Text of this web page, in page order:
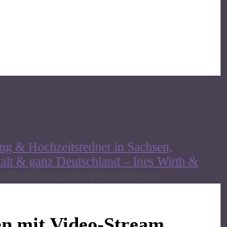
& Hochzeitsredner in Sachsen,
& ganz Deutschland – Ines Wirth &